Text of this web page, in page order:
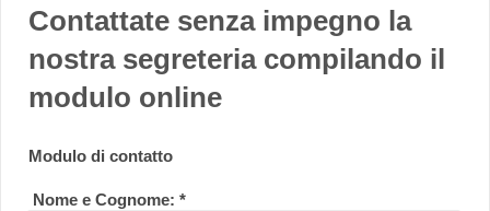
Contattate senza impegno la
nostra segreteria compilando il
modulo online
Modulo di contatto
Nome e Cognome: *